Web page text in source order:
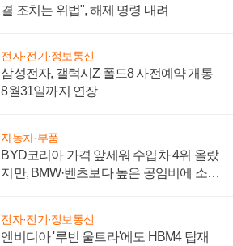
결 조치는 위법", 해제 명령 내려
전자·전기·정보통신
삼성전자, 갤럭시Z 폴드8 사전예약 개통
8월31일까지 연장
자동차·부품
BYD코리아 가격 앞세워 수입차 4위 올랐
지만, BMW·벤츠보다 높은 공임비에 소비
전자·전기·정보통신
엔비디아 '루빈 울트라'에도 HBM4 탑재